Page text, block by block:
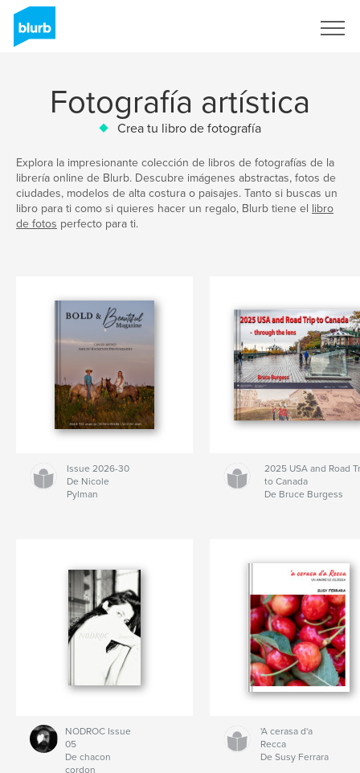
Fotografía artística
Crea tu libro de fotografía
Explora la impresionante colección de libros de fotografías de la
librería online de Blurb. Descubre imágenes abstractas, fotos de
ciudades, modelos de alta costura o paisajes. Tanto si buscas un
libro para ti como si quieres hacer un regalo, Blurb tiene el libro
de fotos perfecto para ti.
Issue 2026-30
De Nicole
Pylman
2025 USA and Road
to Canada
De Bruce Burgess
NODROC Issue
05
De chacon
cordon
'A cerasa d'a
Recca
De Susy Ferrara